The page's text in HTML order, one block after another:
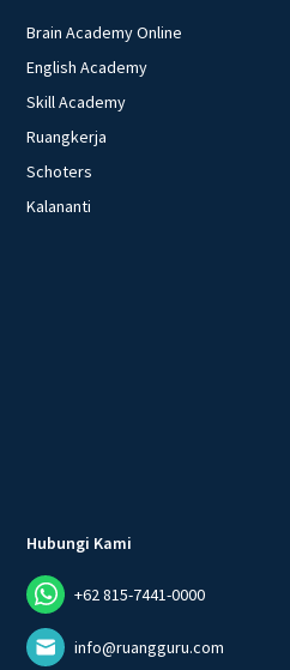
Brain Academy Online
English Academy
Skill Academy
Ruangkerja
Schoters
Kalananti
Hubungi Kami
+62 815-7441-0000
info@ruangguru.com